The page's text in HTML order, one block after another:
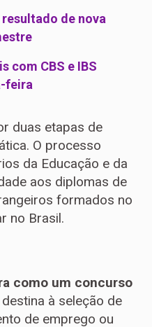
de nova
com CBS e IBS
feira
duas etapas de
O processo
da Educação e da
aos diplomas de
formados no
no Brasil.
como um concurso
à seleção de
de emprego ou